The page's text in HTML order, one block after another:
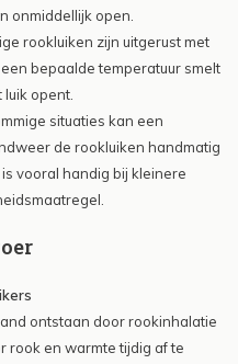
onmiddellijk open.
rookluiken zijn uitgerust met
bepaalde temperatuur smelt
opent.
situaties kan een
de rookluiken handmatig
vooral handig bij kleinere
ontstaan door rookinhalatie
rook en warmte tijdig af te